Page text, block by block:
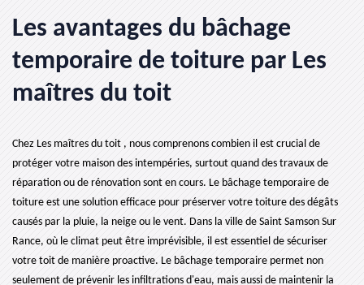
Les avantages du bâchage
temporaire de toiture par Les
maîtres du toit
Chez Les maîtres du toit , nous comprenons combien il est crucial de
protéger votre maison des intempéries, surtout quand des travaux de
réparation ou de rénovation sont en cours. Le bâchage temporaire de
toiture est une solution efficace pour préserver votre toiture des dégâts
causés par la pluie, la neige ou le vent. Dans la ville de Saint Samson Sur
Rance, où le climat peut être imprévisible, il est essentiel de sécuriser
votre toit de manière proactive. Le bâchage temporaire permet non
seulement de prévenir les infiltrations d'eau, mais aussi de maintenir la